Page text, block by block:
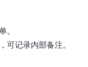
。
可记录内部备注。